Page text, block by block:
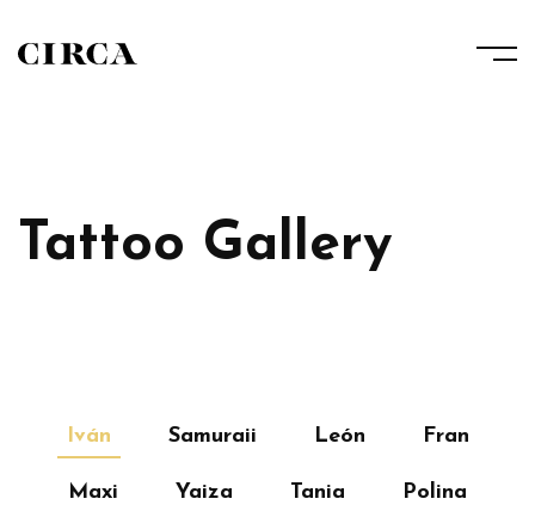
Tattoo Gallery
Iván Samuraii León Fran
Maxi Yaiza Tania Polina